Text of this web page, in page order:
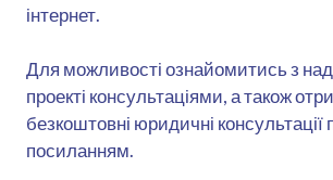
інтернет.
Для можливості ознайомитись з
проекті консультаціями, а також
безкоштовні юридичні консультації
посиланням.